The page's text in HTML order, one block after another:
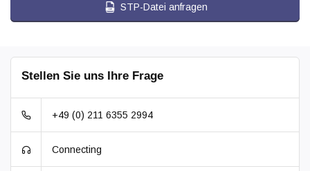
STP-Datei anfragen
Stellen Sie uns Ihre Frage
+49 (0) 211 6355 2994
Connecting